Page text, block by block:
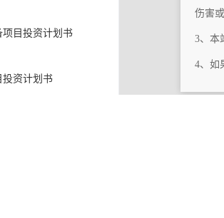
伤害
3、本
4、如